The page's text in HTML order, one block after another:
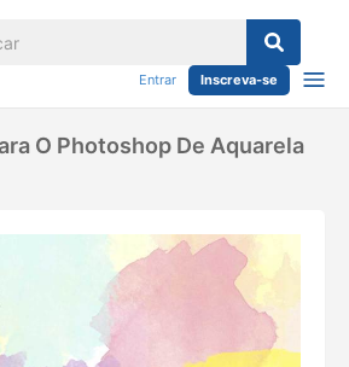
Entrar Inscreva-se
O Photoshop De Aquarela